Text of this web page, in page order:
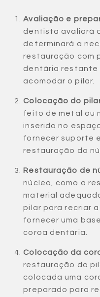
Avaliação e
dentista avaliará
determinará a
restauração com
dentária restante
acomodar o pilar.
Colocação do
feito de metal ou
inserido no
fornecer suporte
restauração do
Restauração de
núcleo, como a
material
pilar para recriar
fornecer uma
coroa dentária.
Colocação da
restauração do
colocada uma
preparado para